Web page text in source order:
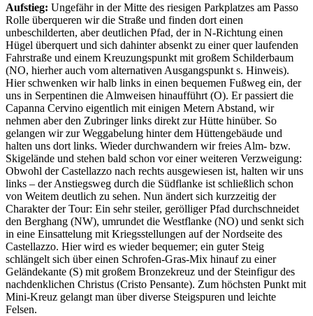
Aufstieg: Ungefähr in der Mitte des riesigen Parkplatzes am Passo
Rolle überqueren wir die Straße und finden dort einen
unbeschilderten, aber deutlichen Pfad, der in N-Richtung einen
Hügel überquert und sich dahinter absenkt zu einer quer laufenden
Fahrstraße und einem Kreuzungspunkt mit großem Schilderbaum
(NO, hierher auch vom alternativen Ausgangspunkt s. Hinweis).
Hier schwenken wir halb links in einen bequemen Fußweg ein, der
uns in Serpentinen die Almweisen hinaufführt (O). Er passiert die
Capanna Cervino eigentlich mit einigen Metern Abstand, wir
nehmen aber den Zubringer links direkt zur Hütte hinüber. So
gelangen wir zur Weggabelung hinter dem Hüttengebäude und
halten uns dort links. Wieder durchwandern wir freies Alm- bzw.
Skigelände und stehen bald schon vor einer weiteren Verzweigung:
Obwohl der Castellazzo nach rechts ausgewiesen ist, halten wir uns
links – der Anstiegsweg durch die Südflanke ist schließlich schon
von Weitem deutlich zu sehen. Nun ändert sich kurzzeitig der
Charakter der Tour: Ein sehr steiler, gerölliger Pfad durchschneidet
den Berghang (NW), umrundet die Westflanke (NO) und senkt sich
in eine Einsattelung mit Kriegsstellungen auf der Nordseite des
Castellazzo. Hier wird es wieder bequemer; ein guter Steig
schlängelt sich über einen Schrofen-Gras-Mix hinauf zu einer
Geländekante (S) mit großem Bronzekreuz und der Steinfigur des
nachdenklichen Christus (Cristo Pensante). Zum höchsten Punkt mit
Mini-Kreuz gelangt man über diverse Steigspuren und leichte
Felsen.